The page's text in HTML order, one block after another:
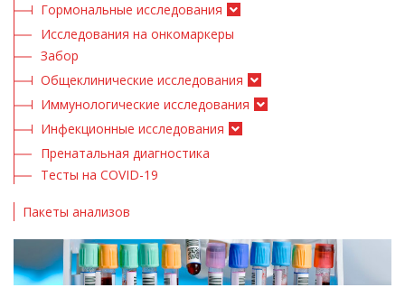
Гормональные исследования
Исследования на онкомаркеры
Забор
Общеклинические исследования
Иммунологические исследования
Инфекционные исследования
Пренатальная диагностика
Тесты на COVID-19
Пакеты анализов